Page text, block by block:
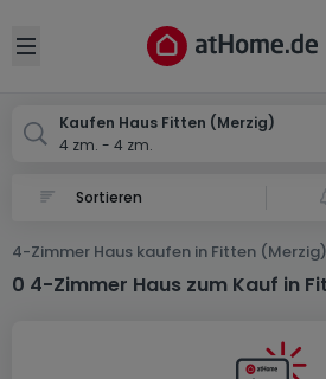
Open sidebar
Kaufen Haus Fitten (Merzig)
4 zm. - 4 zm.
4-Zimmer Haus kaufen in Fitten (Merzig)
0 4-Zimmer Haus zum Kauf in
Ort
Abbrechen
Merzig-Fitten